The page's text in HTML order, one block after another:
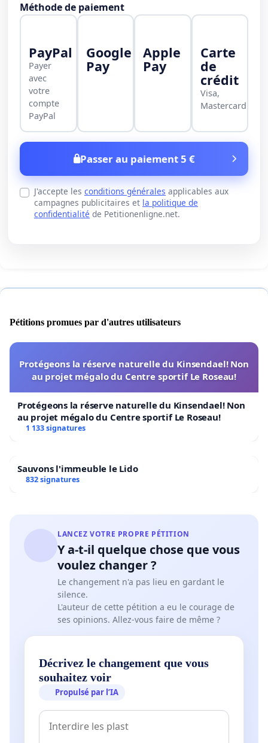
Méthode de paiement
PayPal
Payer
avec
votre
compte
PayPal
Google
Pay
Apple
Pay
Carte
de
crédit
Visa,
Mastercard
Passer au paiement 5 €
J'accepte les conditions générales applicables aux
campagnes publicitaires et la politique de
confidentialité de Petitionenligne.net.
Pétitions promues par d'autres utilisateurs
Protégeons la réserve naturelle du Kinsendael! Non
au projet mégalo du Centre sportif Le Roseau!
Protégeons la réserve naturelle du Kinsendael! Non
au projet mégalo du Centre sportif Le Roseau!
1 133 signatures
Sauvons l'immeuble le Lido
832 signatures
LANCEZ VOTRE PROPRE PÉTITION
Y a-t-il quelque chose que vous
voulez changer ?
Le changement n'a pas lieu en gardant le
silence.
L'auteur de cette pétition a eu le courage de
ses opinions. Allez-vous faire de même ?
Décrivez le changement que vous
souhaitez voir
Propulsé par l’IA